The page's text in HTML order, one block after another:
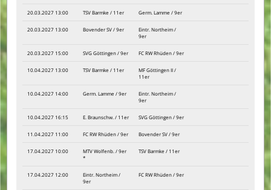
20.03.2027 13:00 TSV Barmke / 11er Germ. Lamme / 9er
20.03.2027 13:00 Bovender SV / 9er
Eintr. Northeim /
9er
20.03.2027 15:00 SVG Göttingen / 9er FC RW Rhüden / 9er
10.04.2027 13:00 TSV Barmke / 11er
MF Göttingen II /
11er
10.04.2027 14:00 Germ. Lamme / 9er
Eintr. Northeim /
9er
10.04.2027 16:15 E. Braunschw. / 11er SVG Göttingen / 9er
11.04.2027 11:00 FC RW Rhüden / 9er Bovender SV / 9er
17.04.2027 10:00
MTV Wolfenb. / 9er
*
TSV Barmke / 11er
17.04.2027 12:00
Eintr. Northeim /
9er
FC RW Rhüden / 9er